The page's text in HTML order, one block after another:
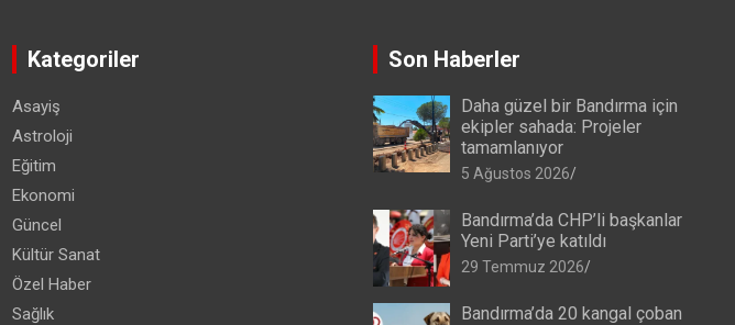
Kategoriler
Asayiş
Astroloji
Eğitim
Ekonomi
Güncel
Kültür Sanat
Özel Haber
Sağlık
Son Haberler
Daha güzel bir Bandırma için
ekipler sahada: Projeler
tamamlanıyor
5 Ağustos 2026
Bandırma’da CHP’li başkanlar
Yeni Parti’ye katıldı
29 Temmuz 2026
Bandırma’da 20 kangal çoban